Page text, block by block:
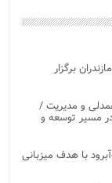
هنری در نیمه نخست ۱۴۰۵ در مازندران برگزار
و مدیریت /
مسیر توسعه و
با هدف میزبانی